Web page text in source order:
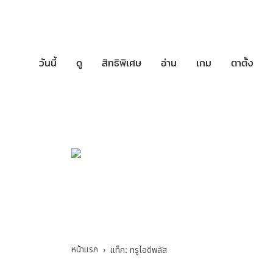
วันนี้ ดู สิทธิพิเศษ อ่าน เกม ตาตั้ง
หน้าแรก แท็ก: ทรูไอดีพลัส